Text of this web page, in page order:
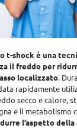
t-shock è una
il freddo per
localizzato.
rapidamente
secco e calore,
e il metabolismo
l’aspetto